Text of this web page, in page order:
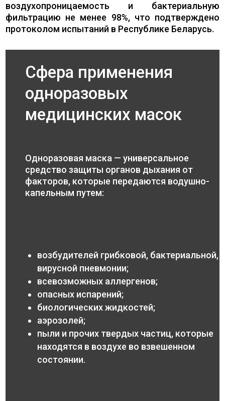
воздухопроницаемость и бактериальную
фильтрацию не менее 98%, что подтверждено
протоколом испытаний в Республике Беларусь.
Сфера применения
одноразовых
медицинских масок
Одноразовая маска — универсальное
средство защиты органов дыхания от
факторов, которые передаются водушно-
капельным путем:
возбудителей грибковой, бактериальной,
вирусной пневмонии;
всевозможных аллергенов;
опасных испарений;
биологических жидкостей;
аэрозолей;
пыли и прочих твердых частиц, которые
находятся в воздухе во взвешенном
состоянии.